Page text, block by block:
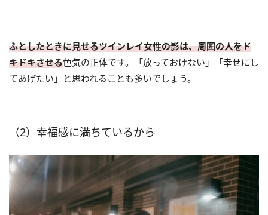
ふとしたときに見せるツインレイ女性の影は、周囲の人をド
キドキさせる色気の正体です。「放っておけない」「幸せにし
てあげたい」と思われることも多いでしょう。
（2）幸福感に満ちているから